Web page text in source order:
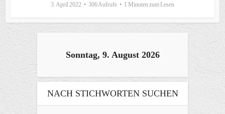
3. April 2022 306 Aufrufe 1 Minuten zum Lesen
Sonntag, 9. August 2026
NACH STICHWORTEN SUCHEN